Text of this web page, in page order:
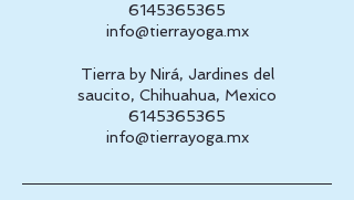
6145365365
info@tierrayoga.mx
Tierra by Nirá, Jardines del
saucito, Chihuahua, Mexico
6145365365
info@tierrayoga.mx